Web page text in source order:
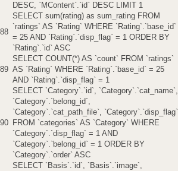
DESC, `MContent`.`id` DESC LIMIT 1
88
SELECT sum(rating) as sum_rating FROM
`ratings` AS `Rating` WHERE `Rating`.`base_id`
= 25 AND `Rating`.`disp_flag` = 1 ORDER BY
`Rating`.`id` ASC
89
SELECT COUNT(*) AS `count` FROM `ratings`
AS `Rating` WHERE `Rating`.`base_id` = 25
AND `Rating`.`disp_flag` = 1
90
SELECT `Category`.`id`, `Category`.`cat_name`,
`Category`.`belong_id`,
`Category`.`cat_path_file`, `Category`.`disp_flag`
FROM `categories` AS `Category` WHERE
`Category`.`disp_flag` = 1 AND
`Category`.`belong_id` = 1 ORDER BY
`Category`.`order` ASC
SELECT `Basis`.`id`, `Basis`.`image`,